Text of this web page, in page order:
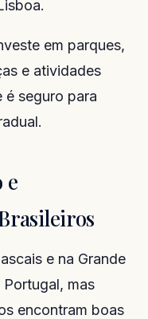
em parques,
e atividades
é seguro para
e
e na Grande
mas
encontram boas